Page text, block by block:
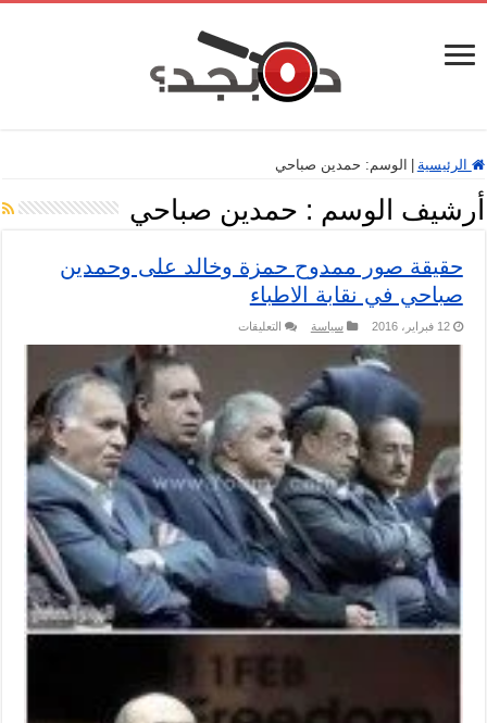
الرئيسية الوسم: حمدين صباحي
أرشيف الوسم : حمدين صباحي
حقيقة صور ممدوح حمزة وخالد على وحمدين
صباحي في نقابة الاطباء
12 فبراير، 2016 سياسة التعليقات
وخالد
على
وحمدين
صباحي
في
نقابة
الاطباء
مغلقة